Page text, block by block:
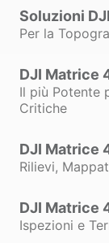
Soluzioni
Per la
DJI Matrice
Il più Potente
Critiche
DJI Matrice
Rilievi,
DJI Matrice
Ispezioni e